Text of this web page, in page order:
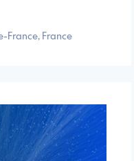
France, France